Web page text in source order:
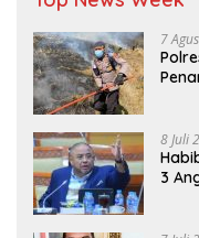
7
8 Juli
3